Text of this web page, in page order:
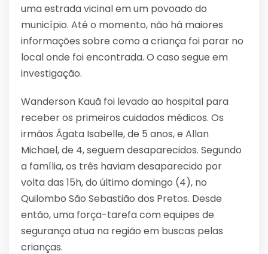
uma estrada vicinal em um povoado do
município. Até o momento, não há maiores
informações sobre como a criança foi parar no
local onde foi encontrada. O caso segue em
investigação.
Wanderson Kauã foi levado ao hospital para
receber os primeiros cuidados médicos. Os
irmãos Ágata Isabelle, de 5 anos, e Allan
Michael, de 4, seguem desaparecidos. Segundo
a família, os três haviam desaparecido por
volta das 15h, do último domingo (4), no
Quilombo São Sebastião dos Pretos. Desde
então, uma força-tarefa com equipes de
segurança atua na região em buscas pelas
crianças.